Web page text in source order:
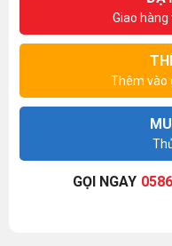
Giao
Thêm vào
GỌI NGAY